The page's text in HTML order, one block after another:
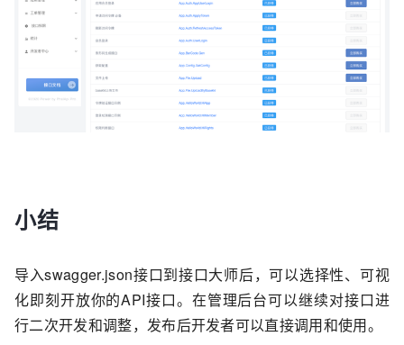
小结
导入swagger.json接口到接口大师后，可以选择性、可视
化即刻开放你的API接口。在管理后台可以继续对接口进
行二次开发和调整，发布后开发者可以直接调用和使用。